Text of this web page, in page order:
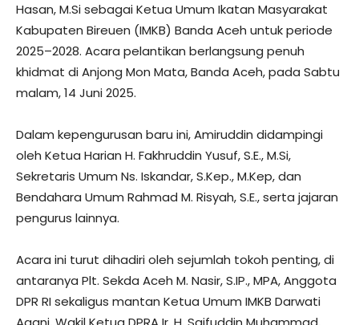
Hasan, M.Si sebagai Ketua Umum Ikatan Masyarakat
Kabupaten Bireuen (IMKB) Banda Aceh untuk periode
2025–2028. Acara pelantikan berlangsung penuh
khidmat di Anjong Mon Mata, Banda Aceh, pada Sabtu
malam, 14 Juni 2025.
Dalam kepengurusan baru ini, Amiruddin didampingi
oleh Ketua Harian H. Fakhruddin Yusuf, S.E., M.Si,
Sekretaris Umum Ns. Iskandar, S.Kep., M.Kep, dan
Bendahara Umum Rahmad M. Risyah, S.E., serta jajaran
pengurus lainnya.
Acara ini turut dihadiri oleh sejumlah tokoh penting, di
antaranya Plt. Sekda Aceh M. Nasir, S.IP., MPA, Anggota
DPR RI sekaligus mantan Ketua Umum IMKB Darwati